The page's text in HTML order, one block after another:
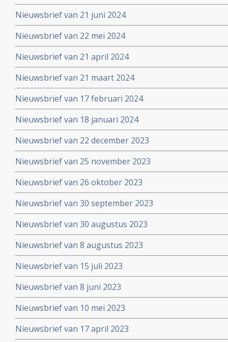
Nieuwsbrief van 21 juni 2024
Nieuwsbrief van 22 mei 2024
Nieuwsbrief van 21 april 2024
Nieuwsbrief van 21 maart 2024
Nieuwsbrief van 17 februari 2024
Nieuwsbrief van 18 januari 2024
Nieuwsbrief van 22 december 2023
Nieuwsbrief van 25 november 2023
Nieuwsbrief van 26 oktober 2023
Nieuwsbrief van 30 september 2023
Nieuwsbrief van 30 augustus 2023
Nieuwsbrief van 8 augustus 2023
Nieuwsbrief van 15 juli 2023
Nieuwsbrief van 8 juni 2023
Nieuwsbrief van 10 mei 2023
Nieuwsbrief van 17 april 2023